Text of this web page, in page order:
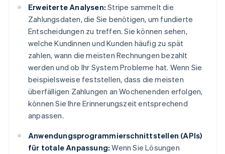
Erweiterte Analysen: Stripe sammelt die
Zahlungsdaten, die Sie benötigen, um fundierte
Entscheidungen zu treffen. Sie können sehen,
welche Kundinnen und Kunden häufig zu spät
zahlen, wann die meisten Rechnungen bezahlt
werden und ob Ihr System Probleme hat. Wenn Sie
beispielsweise feststellen, dass die meisten
überfälligen Zahlungen an Wochenenden erfolgen,
können Sie Ihre Erinnerungszeit entsprechend
anpassen.
Anwendungsprogrammierschnittstellen (APIs)
für totale Anpassung: Wenn Sie Lösungen